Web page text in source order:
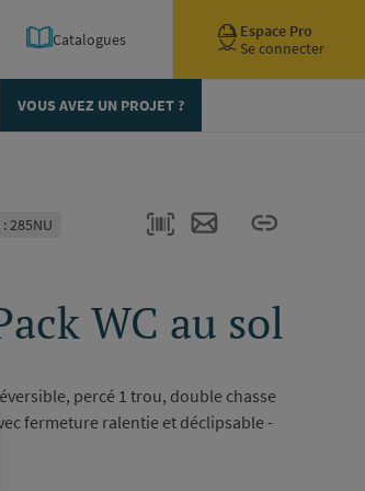
Catalogues
Espace Pro
Se connecter
VOUS AVEZ UN PROJET ?
: 285NU
WC au sol
percé 1 trou, double chasse
fermeture ralentie et déclipsable -